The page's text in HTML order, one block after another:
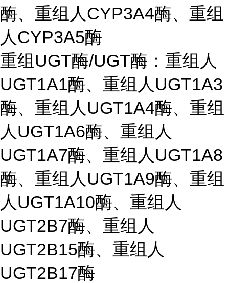
酶、重组人CYP3A4酶、重组
人CYP3A5酶
重组UGT酶/UGT酶：重组人
UGT1A1酶、重组人UGT1A3
酶、重组人UGT1A4酶、重组
人UGT1A6酶、重组人
UGT1A7酶、重组人UGT1A8
酶、重组人UGT1A9酶、重组
人UGT1A10酶、重组人
UGT2B7酶、重组人
UGT2B15酶、重组人
UGT2B17酶